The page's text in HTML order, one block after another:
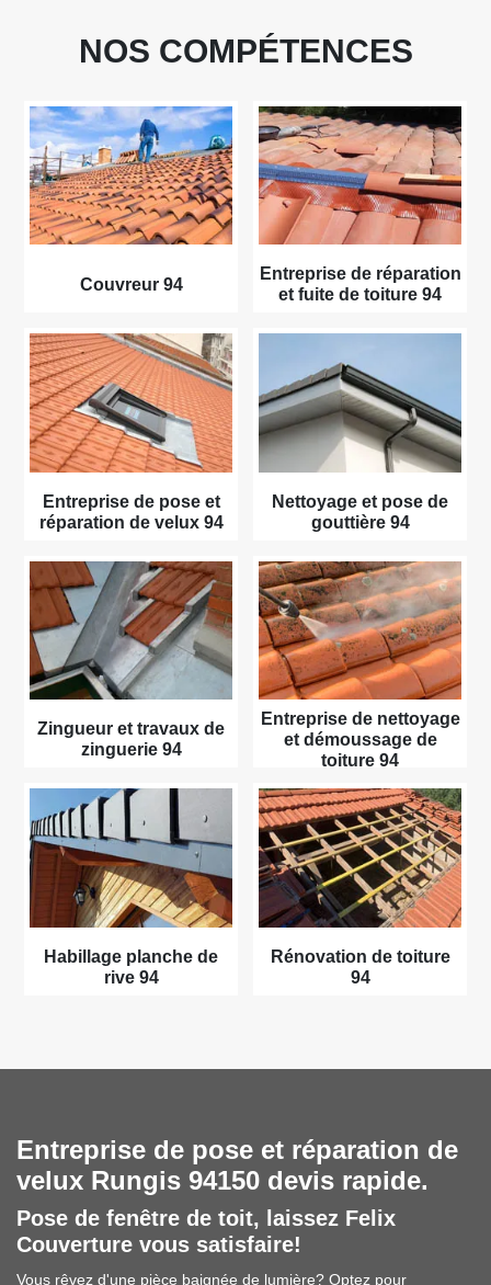
NOS COMPÉTENCES
Couvreur 94
Entreprise de réparation
et fuite de toiture 94
Entreprise de pose et
réparation de velux 94
Nettoyage et pose de
gouttière 94
Zingueur et travaux de
zinguerie 94
Entreprise de nettoyage
et démoussage de
toiture 94
Habillage planche de
rive 94
Rénovation de toiture
94
Entreprise de pose et réparation de
velux Rungis 94150 devis rapide.
Pose de fenêtre de toit, laissez Felix
Couverture vous satisfaire!
Vous rêvez d'une pièce baignée de lumière? Optez pour